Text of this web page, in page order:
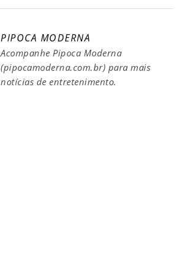
PIPOCA MODERNA
Acompanhe Pipoca Moderna
(pipocamoderna.com.br) para mais
notícias de entretenimento.